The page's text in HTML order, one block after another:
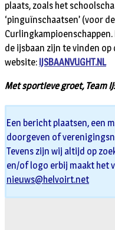
plaats, zoals het
‘pinguïnschaatsen’ (voor
de ijsbaan zijn te vinden op
website: IJSBAANVUGHT.NL
Met sportieve groet, Team
Een bericht plaatsen, een
doorgeven of
Tevens zijn wij altijd op
en/of logo erbij maakt het
nieuws@helvoirt.net